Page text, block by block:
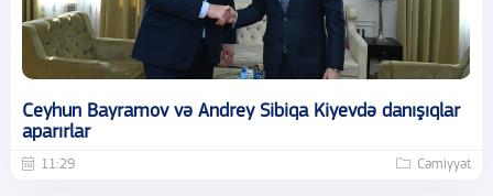
Ceyhun Bayramov və Andrey Sibiqa Kiyevdə danışıqlar
aparırlar
11:29 Cəmiyyət